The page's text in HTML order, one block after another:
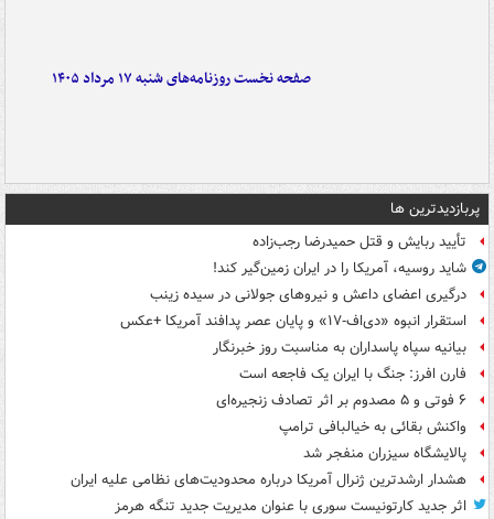
صفحه نخست روزنامه‌های شنبه ۱۷ مرداد ۱۴۰۵
پربازدیدترین ها
تأیید ربایش و قتل حمیدرضا رجب‌زاده
شاید روسیه، آمریکا را در ایران زمین‌گیر کند!
درگیری اعضای داعش و نیروهای جولانی در سیده زینب
استقرار انبوه «دی‌اف‑۱۷» و پایان عصر پدافند آمریکا +عکس
بیانیه سپاه پاسداران به مناسبت روز خبرنگار
فارن افرز: جنگ با ایران یک فاجعه است
۶ فوتی و ۵ مصدوم بر اثر تصادف زنجیره‌ای
واکنش بقائی به خیالبافی ترامپ
پالایشگاه سیزران منفجر شد
هشدار ارشدترین ژنرال آمریکا درباره محدودیت‌های نظامی علیه ایران
اثر جدید کارتونیست سوری با عنوان مدیریت جدید تنگه هرمز